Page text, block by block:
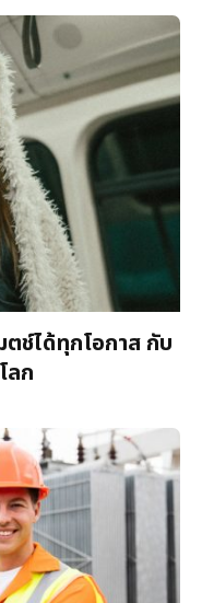
ช์ได้ทุกโอกาส กับ
ลก